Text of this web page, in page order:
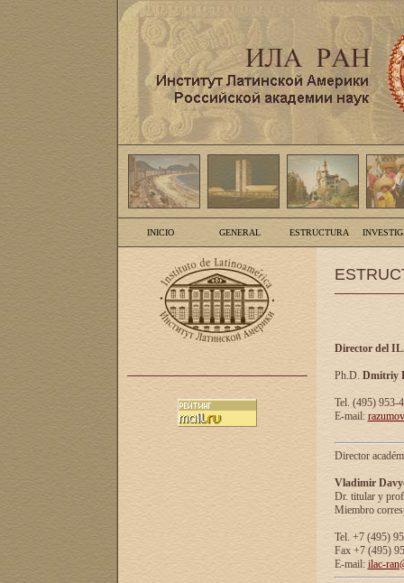
INICIO GENERAL ESTRUCTURA
Director del
Ph.D. Dmitriy
Tel. (495) 953-
E-mail:
Director
Vladimir
Dr. titular y
Miembro
Tel. +7 (495)
Fax +7 (495)
E-mail: ilac-